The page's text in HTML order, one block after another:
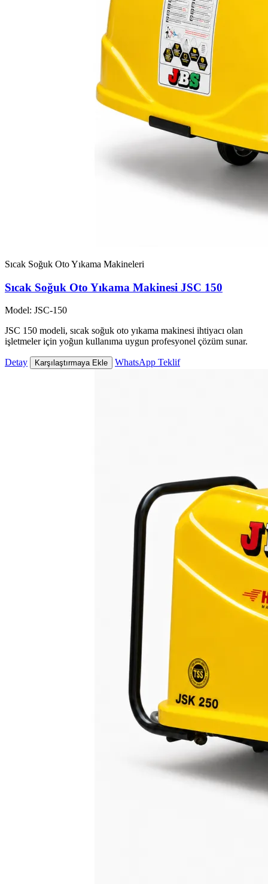
Sıcak Soğuk Oto Yıkama Makineleri
Sıcak Soğuk Oto Yıkama Makinesi JSC 150
Model: JSC-150
JSC 150 modeli, sıcak soğuk oto yıkama makinesi ihtiyacı olan
işletmeler için yoğun kullanıma uygun profesyonel çözüm sunar.
Detay Karşılaştırmaya Ekle WhatsApp Teklif